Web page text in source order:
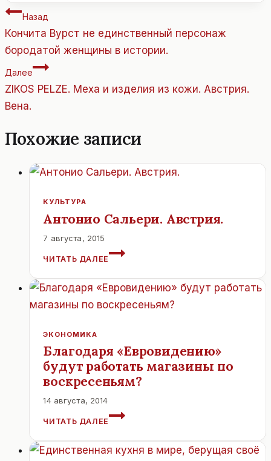
Навигация
по
записям
Назад
Кончита Вурст не единственный персонаж
бородатой женщины в истории.
Далее
ZIKOS PELZE. Меха и изделия из кожи. Австрия.
Вена.
Похожие записи
КУЛЬТУРА
Антонио Сальери. Австрия.
7 августа, 2015
ЧИТАТЬ ДАЛЕЕ
АНТОНИО
ЭКОНОМИКА
Благодаря «Евровидению»
будут работать магазины по
воскресеньям?
14 августа, 2014
ЧИТАТЬ ДАЛЕЕ
БЛАГОДАРЯ
БУДУТ
РАБОТАТЬ